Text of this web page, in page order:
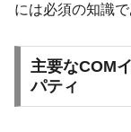
には必須の知識
主要なCOM
パティ